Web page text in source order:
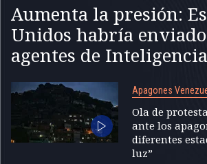
Aumenta la presión:
Unidos habría
agentes de
Apagones
Ola de
ante los
diferentes
luz”